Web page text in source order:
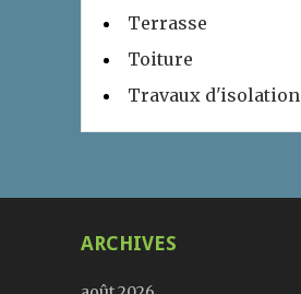
Terrasse
Toiture
Travaux d'isolation
ARCHIVES